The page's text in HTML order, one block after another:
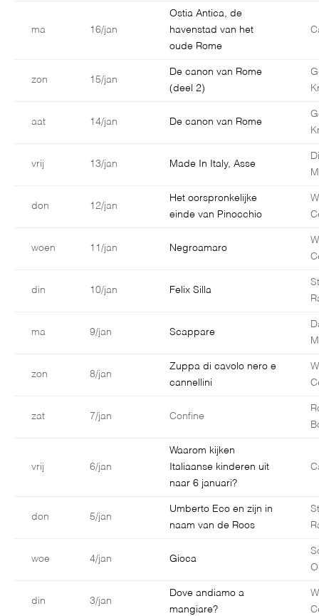
ma 16/jan
Ostia Antica, de
havenstad van het
oude Rome
zon 15/jan
De canon van Rome
(deel 2)
aat 14/jan De canon van Rome
vrij 13/jan Made In Italy, Asse
don 12/jan
Het oorspronkelijke
einde van Pinocchio
woen 11/jan Negroamaro
din 10/jan Felix Silla
ma 9/jan Scappare
zon 8/jan
Zuppa di cavolo nero e
cannellini
zat 7/jan Confine
vrij 6/jan
Waarom kijken
Italiaanse kinderen uit
naar 6 januari?
don 5/jan
Umberto Eco en zijn in
naam van de Roos
woe 4/jan Gioca
din 3/jan
Dove andiamo a
mangiare?